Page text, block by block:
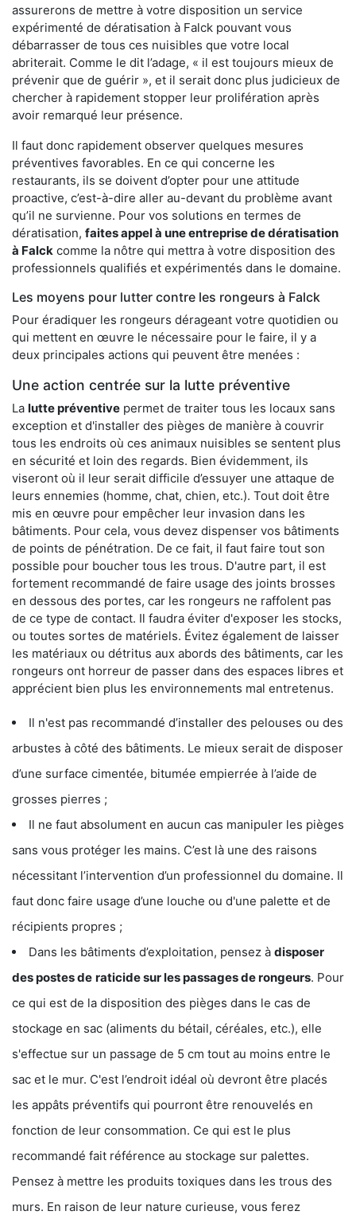
assurerons de mettre à votre disposition un service
expérimenté de dératisation à Falck pouvant vous
débarrasser de tous ces nuisibles que votre local
abriterait. Comme le dit l’adage, « il est toujours mieux de
prévenir que de guérir », et il serait donc plus judicieux de
chercher à rapidement stopper leur prolifération après
avoir remarqué leur présence.
Il faut donc rapidement observer quelques mesures
préventives favorables. En ce qui concerne les
restaurants, ils se doivent d’opter pour une attitude
proactive, c’est-à-dire aller au-devant du problème avant
qu’il ne survienne. Pour vos solutions en termes de
dératisation, faites appel à une entreprise de dératisation
à Falck comme la nôtre qui mettra à votre disposition des
professionnels qualifiés et expérimentés dans le domaine.
Les moyens pour lutter contre les rongeurs à Falck
Pour éradiquer les rongeurs dérageant votre quotidien ou
qui mettent en œuvre le nécessaire pour le faire, il y a
deux principales actions qui peuvent être menées :
Une action centrée sur la lutte préventive
La lutte préventive permet de traiter tous les locaux sans
exception et d'installer des pièges de manière à couvrir
tous les endroits où ces animaux nuisibles se sentent plus
en sécurité et loin des regards. Bien évidemment, ils
viseront où il leur serait difficile d’essuyer une attaque de
leurs ennemies (homme, chat, chien, etc.). Tout doit être
mis en œuvre pour empêcher leur invasion dans les
bâtiments. Pour cela, vous devez dispenser vos bâtiments
de points de pénétration. De ce fait, il faut faire tout son
possible pour boucher tous les trous. D'autre part, il est
fortement recommandé de faire usage des joints brosses
en dessous des portes, car les rongeurs ne raffolent pas
de ce type de contact. Il faudra éviter d'exposer les stocks,
ou toutes sortes de matériels. Évitez également de laisser
les matériaux ou détritus aux abords des bâtiments, car les
rongeurs ont horreur de passer dans des espaces libres et
apprécient bien plus les environnements mal entretenus.
Il n'est pas recommandé d’installer des pelouses ou des
arbustes à côté des bâtiments. Le mieux serait de disposer
d’une surface cimentée, bitumée empierrée à l’aide de
grosses pierres ;
Il ne faut absolument en aucun cas manipuler les pièges
sans vous protéger les mains. C’est là une des raisons
nécessitant l’intervention d’un professionnel du domaine. Il
faut donc faire usage d’une louche ou d'une palette et de
récipients propres ;
Dans les bâtiments d’exploitation, pensez à disposer
des postes de raticide sur les passages de rongeurs. Pour
ce qui est de la disposition des pièges dans le cas de
stockage en sac (aliments du bétail, céréales, etc.), elle
s'effectue sur un passage de 5 cm tout au moins entre le
sac et le mur. C'est l’endroit idéal où devront être placés
les appâts préventifs qui pourront être renouvelés en
fonction de leur consommation. Ce qui est le plus
recommandé fait référence au stockage sur palettes.
Pensez à mettre les produits toxiques dans les trous des
murs. En raison de leur nature curieuse, vous ferez